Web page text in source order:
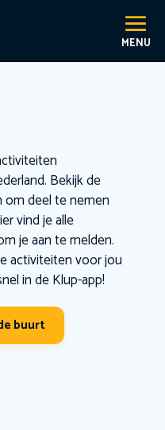
Bekijk de
deel te nemen
vind je alle
je aan te melden.
activiteiten voor jou
in de Klup-app!
buurt